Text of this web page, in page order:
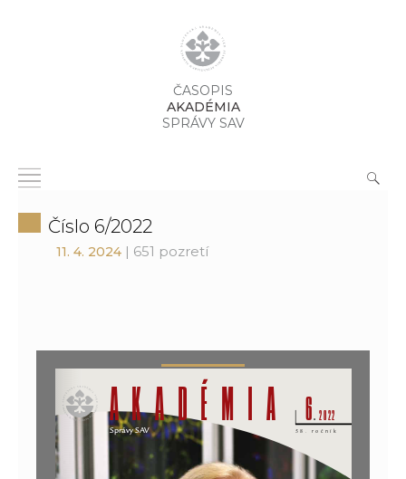
ČASOPIS
AKADÉMIA
SPRÁVY SAV
Číslo 6/2022
11. 4. 2024 | 651 pozretí